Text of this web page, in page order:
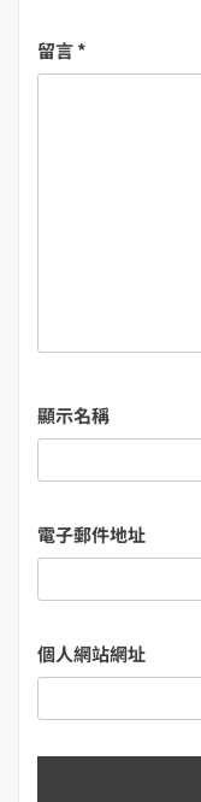
留言*
顯示名稱
電子郵件地址
個人網站網址